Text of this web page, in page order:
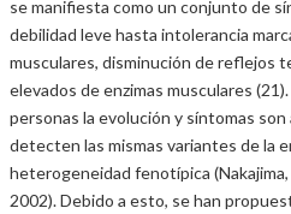
se manifiesta como un conjunto de
debilidad leve hasta intolerancia
musculares, disminución de reflejos
elevados de enzimas musculares
personas la evolución y síntomas
detecten las mismas variantes de la
heterogeneidad fenotípica (Nakajima,
2002). Debido a esto, se han